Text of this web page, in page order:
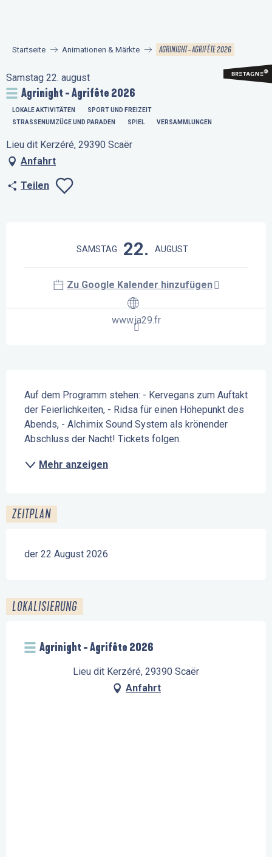
principal
Startseite Animationen & Märkte AGRINIGHT - AGRIFÊTE 2026
Samstag 22. august
Agrinight - Agrifête 2026
LOKALE AKTIVITÄTEN
SPORT UND FREIZEIT
STRASSENUMZÜGE UND PARADEN
SPIEL VERSAMMLUNGEN
Lieu dit Kerzéré, 29390 Scaër
Anfahrt
Teilen
SAMSTAG 22. AUGUST
Zu Google Kalender hinzufügen
www.ja29.fr
Auf dem Programm stehen: - Kervegans zum Auftakt
der Feierlichkeiten, - Ridsa für einen Höhepunkt des
Abends, - Alchimix Sound System als krönender
Abschluss der Nacht! Tickets folgen.
Mehr anzeigen
ZEITPLAN
der 22 August 2026
LOKALISIERUNG
Agrinight - Agrifête 2026
Lieu dit Kerzéré, 29390 Scaër
Anfahrt